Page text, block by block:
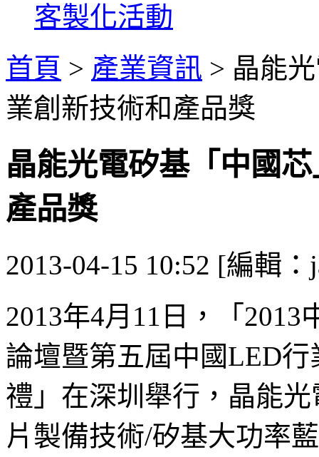
客製化活動
首頁 > 產業資訊 > 晶能
業創新技術和產品獎
晶能光電矽基「中國
產品獎
2013-04-15 10:52 [編輯：
2013年4月11日，「2013
論壇暨第五屆中國LED
禮」在深圳舉行，晶能
片製備技術/矽基大功率